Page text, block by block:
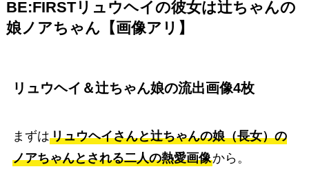
BE:FIRSTリュウヘイの彼女は辻ちゃんの
娘ノアちゃん【画像アリ】
リュウヘイ＆辻ちゃん娘の流出画像4枚
まずはリュウヘイさんと辻ちゃんの娘（長女）の
ノアちゃんとされる二人の熱愛画像から。